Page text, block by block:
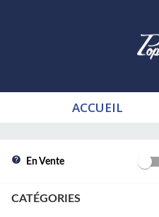
ACCUEIL
En Vente
CATÉGORIES